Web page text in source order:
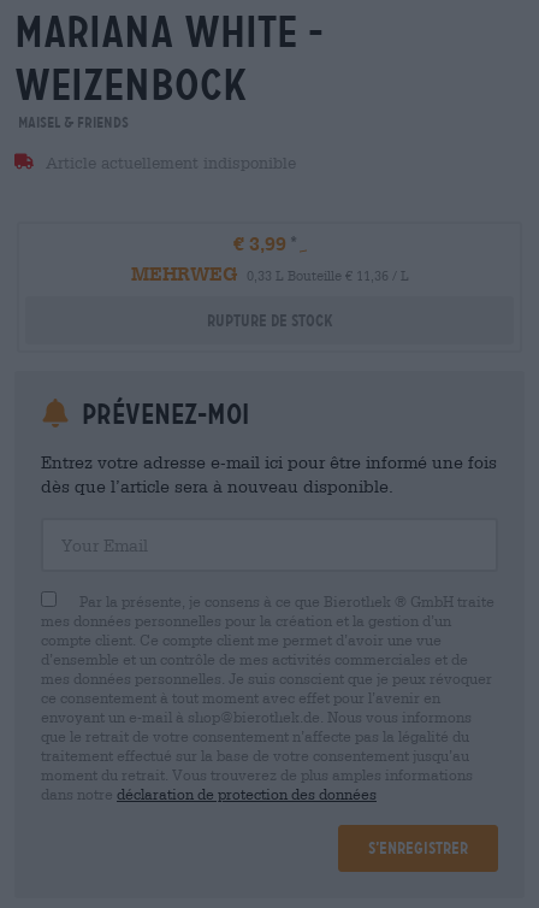
mariana white -
weizenbock
Maisel & Friends
Article actuellement indisponible
€ 3,99
MEHRWEG
0,33 L Bouteille € 11,36 / L
Rupture de stock
Prévenez-moi
Entrez votre adresse e-mail ici pour être informé une fois
dès que l’article sera à nouveau disponible.
Par la présente, je consens à ce que Bierothek ® GmbH traite
mes données personnelles pour la création et la gestion d’un
compte client. Ce compte client me permet d’avoir une vue
d’ensemble et un contrôle de mes activités commerciales et de
mes données personnelles. Je suis conscient que je peux révoquer
ce consentement à tout moment avec effet pour l’avenir en
envoyant un e-mail à shop@bierothek.de. Nous vous informons
que le retrait de votre consentement n’affecte pas la légalité du
traitement effectué sur la base de votre consentement jusqu’au
moment du retrait. Vous trouverez de plus amples informations
dans notre déclaration de protection des données
S’enregistrer